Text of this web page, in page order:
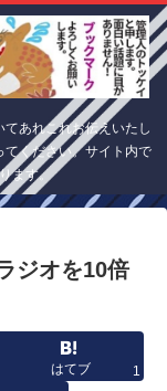
あれこれお伝えいたし
てください。サイト内で
ます。
ジオを10倍
はてブ 1